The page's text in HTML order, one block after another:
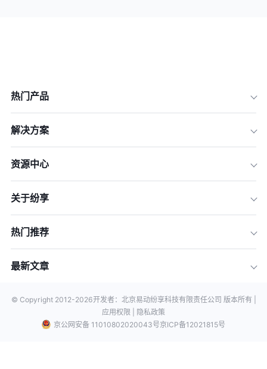
热门产品
解决方案
资源中心
关于纷享
热门推荐
最新文章
© Copyright 2012-2026开发者：北京易动纷享科技有限责任公司 版本所有 |
应用权限 |
隐私政策
京公网安备 11010802020043号京ICP备12021815号